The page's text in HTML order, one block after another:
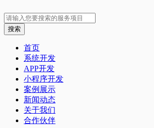
首页
系统开发
APP开发
小程序开发
案例展示
新闻动态
关于我们
合作伙伴